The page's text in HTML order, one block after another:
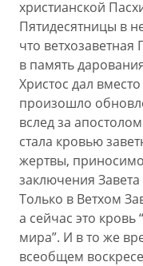
христианской
Пятидесятницы в
что
в память
Христос дал
произошло
вслед за
стала кровью
жертвы,
заключения
Только в Ветхом
а сейчас это
мира”. И в то же
всеобщем